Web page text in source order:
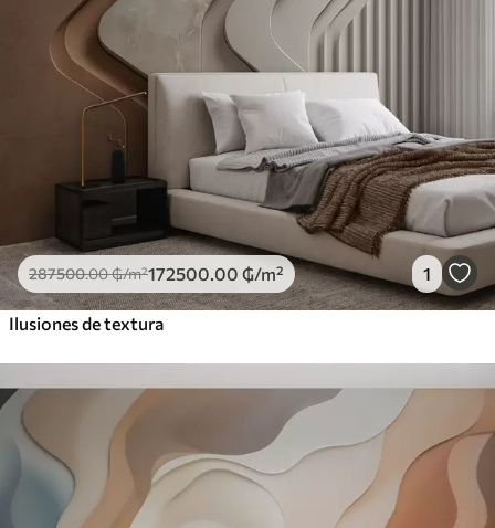
287500.00₲/m²172500 .00 ₲/m² 1
Ilusiones de textura